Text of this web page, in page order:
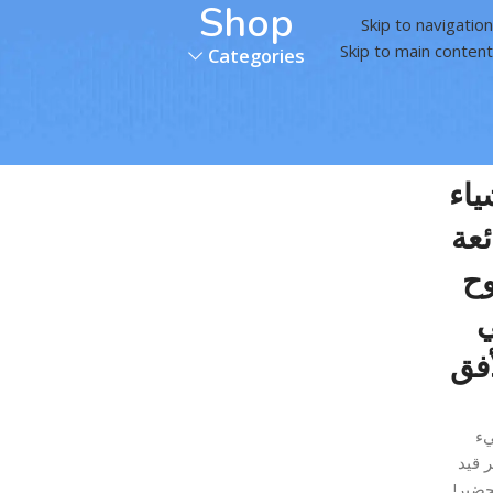
Skip to navigation
Skip to main content
Shop
Categories
قيد